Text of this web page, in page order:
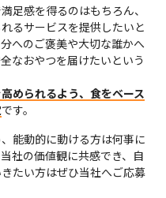
足感を得るのはもちろん、
るサービスを提供したいと
へのご褒美や大切な誰かへ
なおやつを届けたいという
められるよう、食をベース
です。
能動的に動ける方は何事に
社の価値観に共感でき、自
たい方はぜひ当社へご応募